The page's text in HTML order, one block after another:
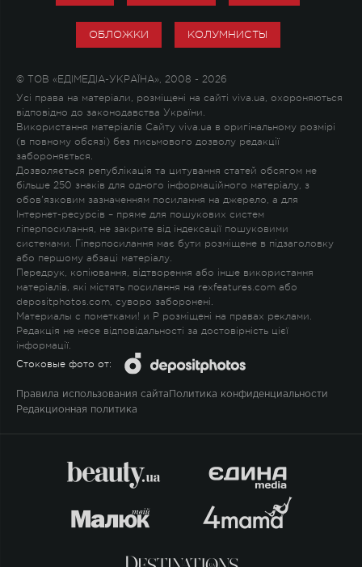
ОБЛОЖКИ КОЛУМНИСТЫ
© ТОВ «ЕДІМЕДІА-УКРАЇНА», 2008 - 2026
Усі права на матеріали, розміщені на сайті viva.ua, охороняються
відповідно до законодавства України.
Використання матеріалів Сайту viva.ua в оригінальному розмірі
(в повному обсязі) без письмового дозволу редакції
забороняється.
Дозволяється републікація та цитування статей обсягом не
більше 250 знаків для одного інформаційного матеріалу, з
обов'язковим зазначенням посилання на джерело, а для
Інтернет-ресурсів – пряме для пошукових систем
гіперпосилання, не закрите від індексації пошуковими
системами. Гіперпосилання має бути розміщене в підзаголовку
або першому абзаці матеріалу.
Передрук, копіювання, відтворення або інше використання
матеріалів, які містять посилання на rexfeatures.com або
depositphotos.com, суворо заборонені.
Материалы с пометками! и P розміщені на правах реклами.
Редакція не несе відповідальності за достовірність цієї
інформації.
Стоковые фото от:
Правила использования сайта Политика конфиденциальности
Редакционная политика